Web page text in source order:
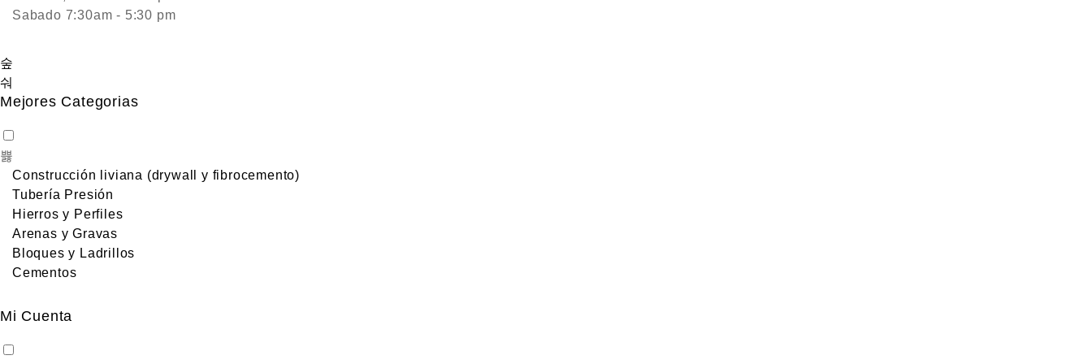
Sabado 7:30am - 5:30 pm
Mejores Categorias
Construcción liviana (drywall y fibrocemento)
Tubería Presión
Hierros y Perfiles
Arenas y Gravas
Bloques y Ladrillos
Cementos
Mi Cuenta